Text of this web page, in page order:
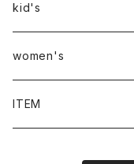
kid's
women's
ITEM